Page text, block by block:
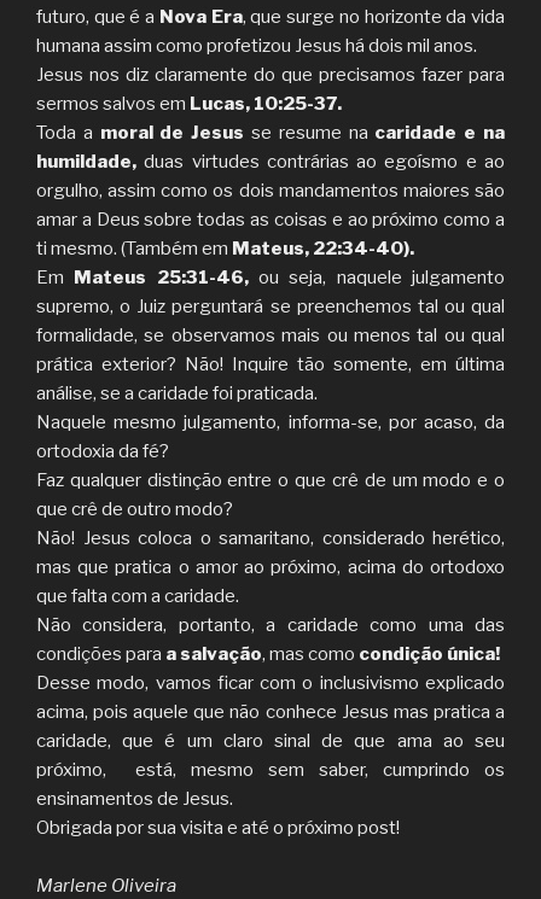
futuro, que é a Nova Era, que surge no horizonte da vida
humana assim como profetizou Jesus há dois mil anos.
Jesus nos diz claramente do que precisamos fazer para
sermos salvos em Lucas, 10:25-37.
Toda a moral de Jesus se resume na caridade e na
humildade,duas virtudes contrárias ao egoísmo e ao
orgulho, assim como os dois mandamentos maiores são
amar a Deus sobre todas as coisas e ao próximo como a
ti mesmo. (Também em Mateus, 22:34-40).
Em Mateus 25:31-46, ou seja, naquele julgamento
supremo, o Juiz perguntará se preenchemos tal ou qual
formalidade, se observamos mais ou menos tal ou qual
prática exterior? Não! Inquire tão somente, em última
análise, se a caridade foi praticada.
Naquele mesmo julgamento, informa-se, por acaso, da
ortodoxia da fé?
Faz qualquer distinção entre o que crê de um modo e o
que crê de outro modo?
Não! Jesus coloca o samaritano, considerado herético,
mas que pratica o amor ao próximo, acima do ortodoxo
que falta com a caridade.
Não considera, portanto, a caridade como uma das
condições para a salvação, mas como condição única!
Desse modo, vamos ficar com o inclusivismo explicado
acima, pois aquele que não conhece Jesus mas pratica a
caridade, que é um claro sinal de que ama ao seu
próximo, está, mesmo sem saber, cumprindo os
ensinamentos de Jesus.
Obrigada por sua visita e até o próximo post!
Marlene Oliveira